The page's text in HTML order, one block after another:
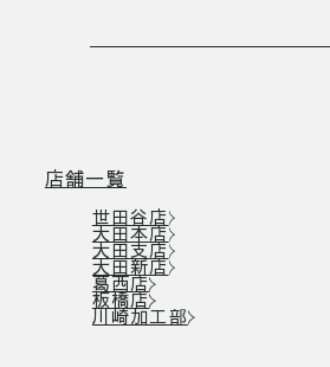
店舗一覧
世田谷店
大田本店
大田支店
大田新店
葛西店
板橋店
川崎加工部